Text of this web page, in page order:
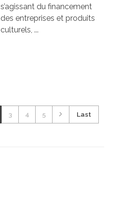
s’agissant du financement
des entreprises et produits
culturels, ...
3 4 5 Last